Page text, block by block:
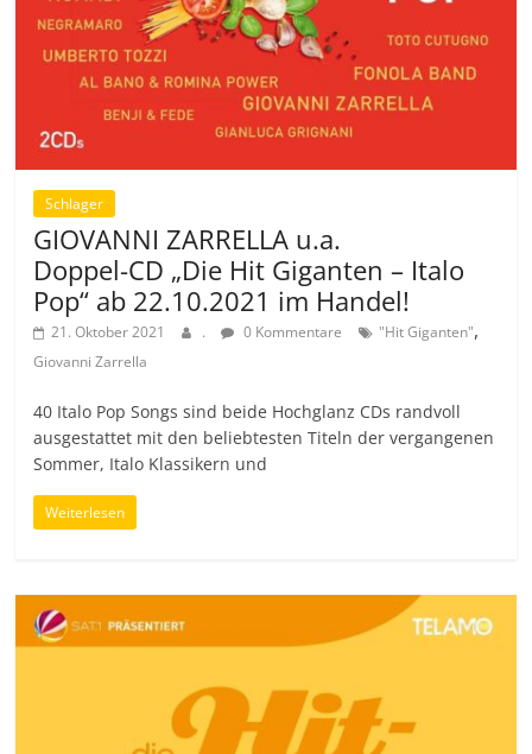
Schlager
GIOVANNI ZARRELLA u.a.
Doppel-CD „Die Hit Giganten – Italo
Pop“ ab 22.10.2021 im Handel!
21. Oktober 2021 . 0 Kommentare "Hit Giganten",
Giovanni Zarrella
40 Italo Pop Songs sind beide Hochglanz CDs randvoll
ausgestattet mit den beliebtesten Titeln der vergangenen
Sommer, Italo Klassikern und
Weiterlesen